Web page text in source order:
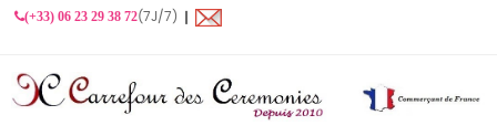
(+33) 06 23 29 38 72(7J/7) ❙